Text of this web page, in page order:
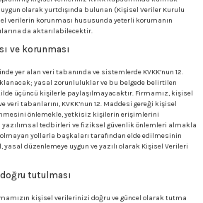
olarak yurtdışında bulunan (Kişisel Veriler Kurulu
verilerin korunması hususunda yeterli korumanın
da aktarılabilecektir.
ve korunması
yer alan veri tabanında ve sistemlerde KVKK’nun 12.
yasal zorunluluklar ve bu belgede belirtilen
üçüncü kişilerle paylaşılmayacaktır. Firmamız, kişisel
tabanlarını, KVKK’nun 12. Maddesi gereği kişisel
önlemekle, yetkisiz kişilerin erişimlerini
tedbirleri ve fiziksel güvenlik önlemleri almakla
yollarla başkaları tarafından elde edilmesinin
düzenlemeye uygun ve yazılı olarak Kişisel Verileri
tutulması
kişisel verilerinizi doğru ve güncel olarak tutma